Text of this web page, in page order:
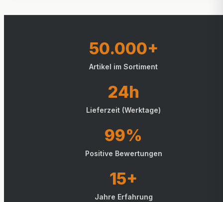
50.000+
Artikel im Sortiment
24h
Lieferzeit (Werktage)
99%
Positive Bewertungen
15+
Jahre Erfahrung